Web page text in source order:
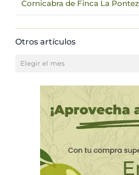
Cornicabra de Finca La
Otros artículos
Otros